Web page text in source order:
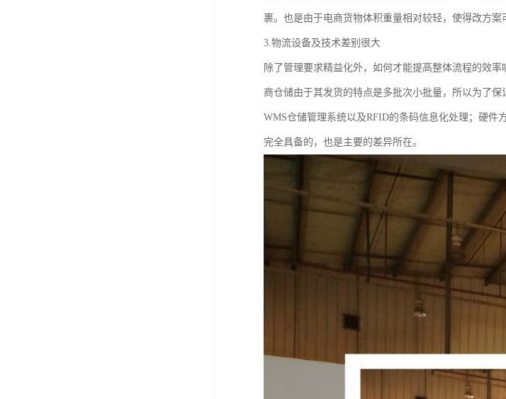
裹。也是由于电商货物体积重量相对较轻，使得改方案
3.物流设备及技术差别很大
除了管理要求精益化外，如何才能提高整体流程的效
商仓储由于其发货的特点是多批次小批量，所以为了
WMS仓储管理系统以及RFID的条码信息化处理；硬
完全具备的，也是主要的差异所在。